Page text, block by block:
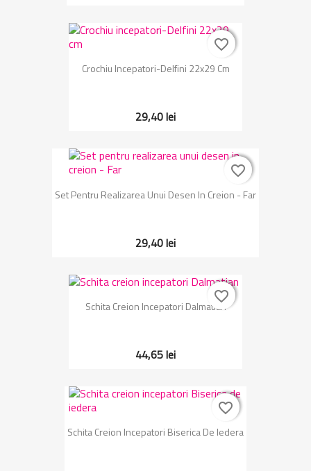
Crochiu Incepatori-Delfini 22x29 Cm
29,40 lei
favorite_border
favorite_border
Set Pentru Realizarea Unui Desen In Creion - Far
29,40 lei
favorite_border
favorite_border
Schita Creion Incepatori Dalmatian
44,65 lei
favorite_border
favorite_border
Schita Creion Incepatori Biserica De Iedera
favorite_border
favorite_border